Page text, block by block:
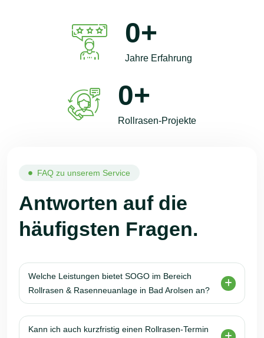
Jahre Erfahrung
0+
Rollrasen-Projekte
0+
FAQ zu unserem Service
Antworten auf die
häufigsten Fragen.
Welche Leistungen bietet SOGO im Bereich
Rollrasen & Rasenneuanlage in Bad Arolsen an?
Kann ich auch kurzfristig einen Rollrasen-Termin